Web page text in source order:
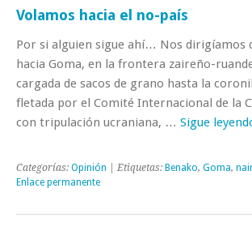
Volamos hacia el no-país
Por si alguien sigue ahí… Nos dirigíamos
hacia Goma, en la frontera zaireño-
cargada de sacos de grano hasta la
fletada por el Comité Internacional de la
con tripulación ucraniana, … Sigue
Categorías: Opinión | Etiquetas: Benako, Goma,
Enlace permanente